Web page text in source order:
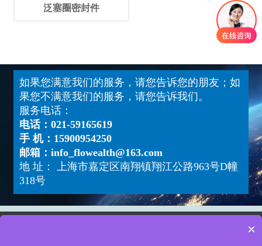
泛塞圈密封件
如果您满意我们的服务，请您告诉您的朋友；如
果您不满意我们的服务，请您告诉我们。
服务电话：
电话：021-59165619
手 机：15900954250
邮箱：info_flowealth@163.com
地 址： 上海市嘉定区南翔镇翔江公路963号D幢
318号
×